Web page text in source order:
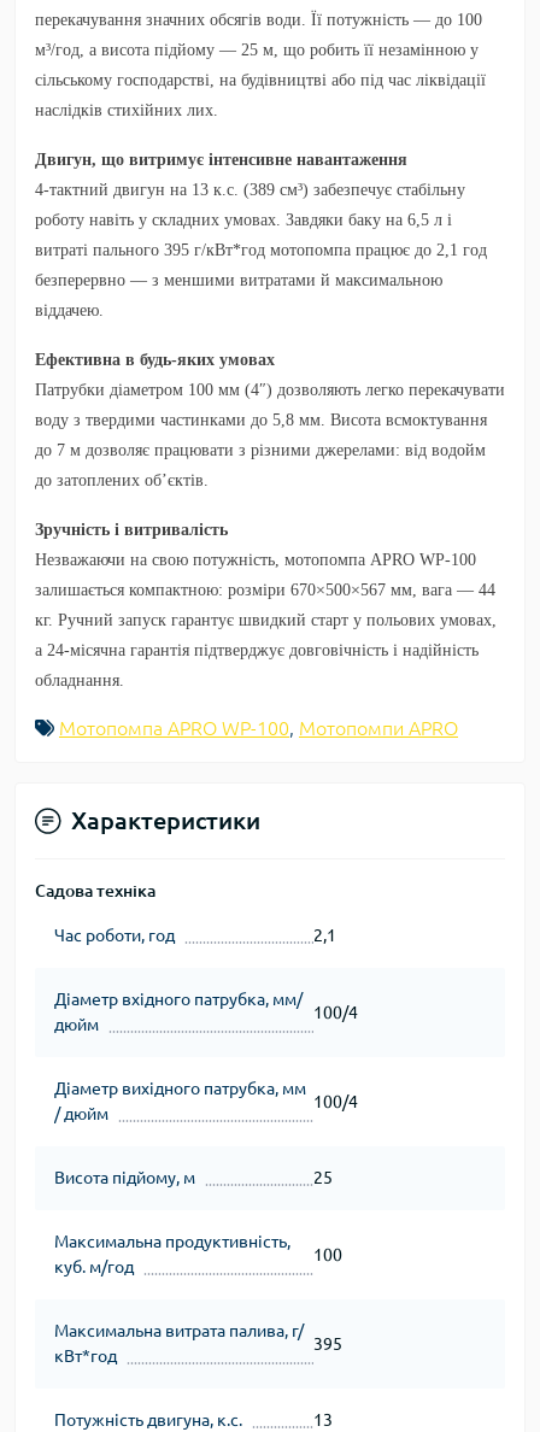
перекачування значних обсягів води. Її потужність — до 100
м³/год, а висота підйому — 25 м, що робить її незамінною у
сільському господарстві, на будівництві або під час ліквідації
наслідків стихійних лих.
Двигун, що витримує інтенсивне навантаження
4-тактний двигун на 13 к.с. (389 см³) забезпечує стабільну
роботу навіть у складних умовах. Завдяки баку на 6,5 л і
витраті пального 395 г/кВт*год мотопомпа працює до 2,1 год
безперервно — з меншими витратами й максимальною
віддачею.
Ефективна в будь-яких умовах
Патрубки діаметром 100 мм (4″) дозволяють легко перекачувати
воду з твердими частинками до 5,8 мм. Висота всмоктування
до 7 м дозволяє працювати з різними джерелами: від водойм
до затоплених об’єктів.
Зручність і витривалість
Незважаючи на свою потужність, мотопомпа APRO WP-100
залишається компактною: розміри 670×500×567 мм, вага — 44
кг. Ручний запуск гарантує швидкий старт у польових умовах,
а 24-місячна гарантія підтверджує довговічність і надійність
обладнання.
Мотопомпа APRO WP-100, Мотопомпи APRO
Характеристики
Садова техніка
Час роботи, год 2,1
Діаметр вхідного патрубка, мм/
дюйм
100/4
Діаметр вихідного патрубка, мм
/ дюйм
100/4
Висота підйому, м 25
Максимальна продуктивність,
куб. м/год
100
Максимальна витрата палива, г/
кВт*год
395
Потужність двигуна, к.с. 13